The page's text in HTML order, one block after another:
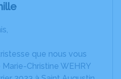
que nous vous
Christine WEHRY